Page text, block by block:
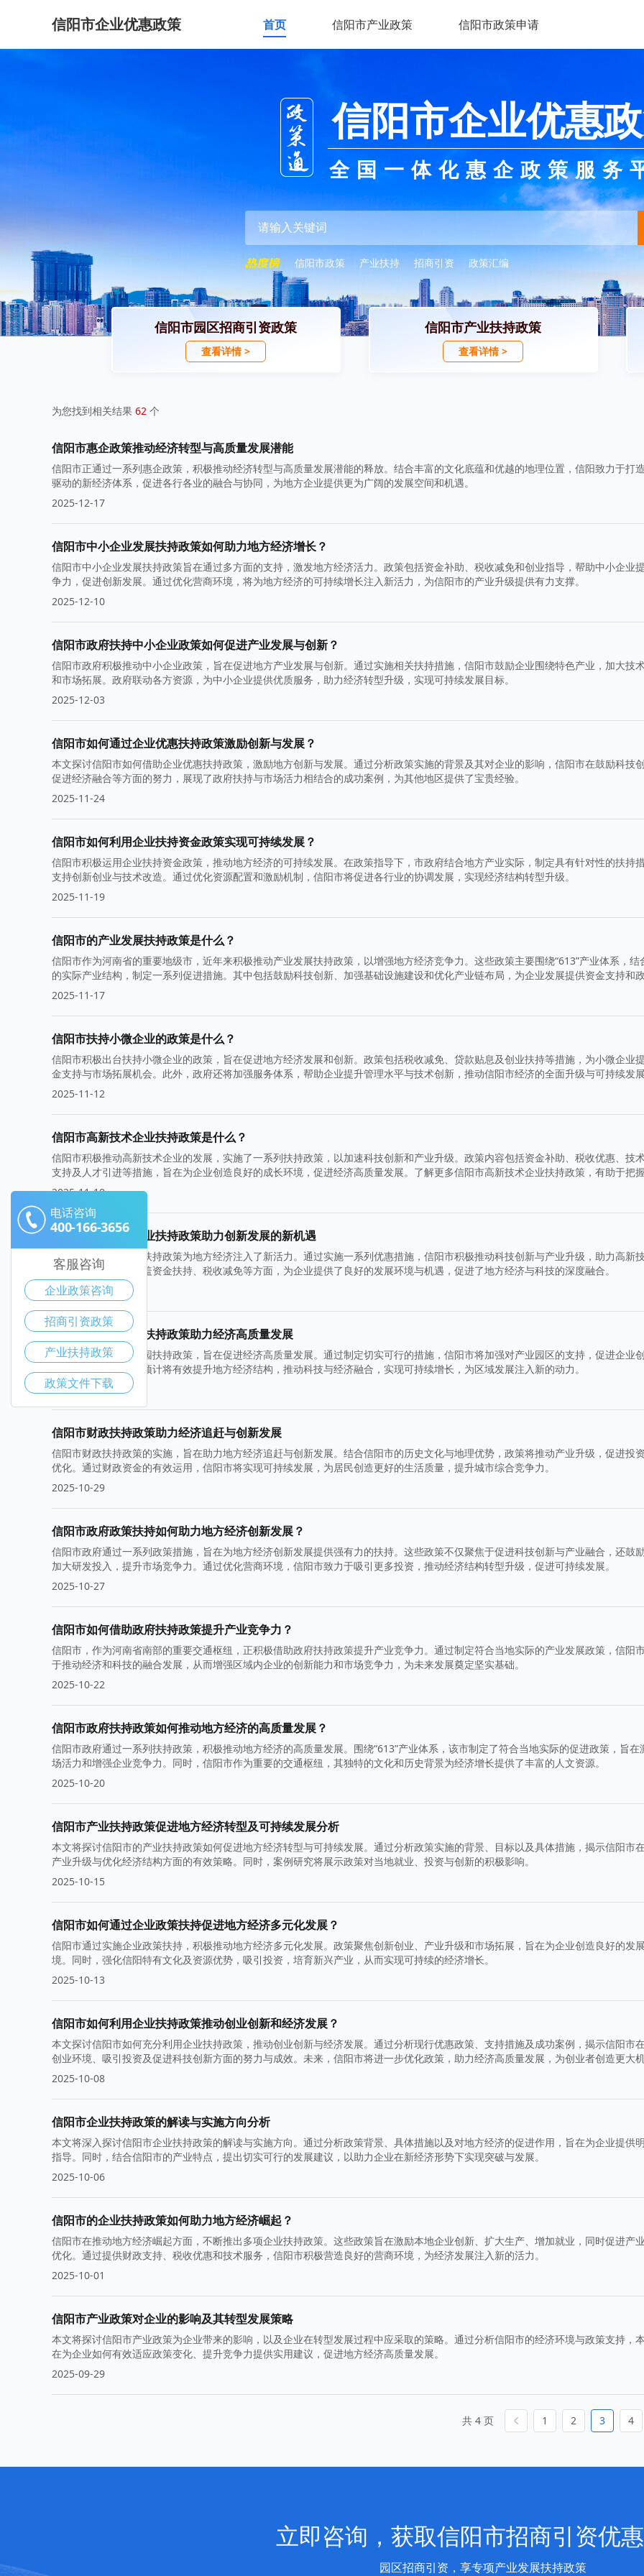
信阳市企业优惠政策 首页 信阳市产业政策 信阳市政策申请
信阳市企业优惠
全国一体化惠企政策服务
信阳市政策 产业扶持 招商引资 政策汇编
信阳市园区招商引资政策
查看详情 >
信阳市产业扶持政策
查看详情 >
为您找到相关结果 62 个
信阳市惠企政策推动经济转型与高质量发展潜能
信阳市正通过一系列惠企政策，积极推动经济转型与高质量发展潜能的释放。结合丰富的文化底蕴和优越的地理位置，信阳致力于打
驱动的新经济体系，促进各行各业的融合与协同，为地方企业提供更为广阔的发展空间和机遇。
2025-12-17
信阳市中小企业发展扶持政策如何助力地方经济增长？
信阳市中小企业发展扶持政策旨在通过多方面的支持，激发地方经济活力。政策包括资金补助、税收减免和创业指导，帮助中小企业
争力，促进创新发展。通过优化营商环境，将为地方经济的可持续增长注入新活力，为信阳市的产业升级提供有力支撑。
2025-12-10
信阳市政府扶持中小企业政策如何促进产业发展与创新？
信阳市政府积极推动中小企业政策，旨在促进地方产业发展与创新。通过实施相关扶持措施，信阳市鼓励企业围绕特色产业，加大技
和市场拓展。政府联动各方资源，为中小企业提供优质服务，助力经济转型升级，实现可持续发展目标。
2025-12-03
信阳市如何通过企业优惠扶持政策激励创新与发展？
本文探讨信阳市如何借助企业优惠扶持政策，激励地方创新与发展。通过分析政策实施的背景及其对企业的影响，信阳市在鼓励科技创
促进经济融合等方面的努力，展现了政府扶持与市场活力相结合的成功案例，为其他地区提供了宝贵经验。
2025-11-24
信阳市如何利用企业扶持资金政策实现可持续发展？
信阳市积极运用企业扶持资金政策，推动地方经济的可持续发展。在政策指导下，市政府结合地方产业实际，制定具有针对性的扶持措
支持创新创业与技术改造。通过优化资源配置和激励机制，信阳市将促进各行业的协调发展，实现经济结构转型升级。
2025-11-19
信阳市的产业发展扶持政策是什么？
信阳市作为河南省的重要地级市，近年来积极推动产业发展扶持政策，以增强地方经济竞争力。这些政策主要围绕“613”产业体系，结
的实际产业结构，制定一系列促进措施。其中包括鼓励科技创新、加强基础设施建设和优化产业链布局，为企业发展提供资金支持和
障。
2025-11-17
信阳市扶持小微企业的政策是什么？
信阳市积极出台扶持小微企业的政策，旨在促进地方经济发展和创新。政策包括税收减免、贷款贴息及创业扶持等措施，为小微企业
金支持与市场拓展机会。此外，政府还将加强服务体系，帮助企业提升管理水平与技术创新，推动信阳市经济的全面升级与可持续发展
2025-11-12
信阳市高新技术企业扶持政策是什么？
信阳市积极推动高新技术企业的发展，实施了一系列扶持政策，以加速科技创新和产业升级。政策内容包括资金补助、税收优惠、技
支持及人才引进等措施，旨在为企业创造良好的成长环境，促进经济高质量发展。了解更多信阳市高新技术企业扶持政策，有助于把
机遇，实现更大突破。
2025-11-10
信阳市高新技术企业扶持政策助力创新发展的新机遇
信阳市高新技术企业扶持政策为地方经济注入了新活力。通过实施一系列优惠措施，信阳市积极推动科技创新与产业升级，助力高新
业快速发展。政策涵盖资金扶持、税收减免等方面，为企业提供了良好的发展环境与机遇，促进了地方经济与科技的深度融合。
2025-11-05
信阳市推动产业园扶持政策助力经济高质量发展
信阳市积极推动产业园扶持政策，旨在促进经济高质量发展。通过制定切实可行的措施，信阳市将加强对产业园区的支持，促进企业
发展。政策实施后，预计将有效提升地方经济结构，推动科技与经济融合，实现可持续增长，为区域发展注入新的动力。
2025-11-03
信阳市财政扶持政策助力经济追赶与创新发展
信阳市财政扶持政策的实施，旨在助力地方经济追赶与创新发展。结合信阳市的历史文化与地理优势，政策将推动产业升级，促进投
优化。通过财政资金的有效运用，信阳市将实现可持续发展，为居民创造更好的生活质量，提升城市综合竞争力。
2025-10-29
信阳市政府政策扶持如何助力地方经济创新发展？
信阳市政府通过一系列政策措施，旨在为地方经济创新发展提供强有力的扶持。这些政策不仅聚焦于促进科技创新与产业融合，还鼓
加大研发投入，提升市场竞争力。通过优化营商环境，信阳市致力于吸引更多投资，推动经济结构转型升级，促进可持续发展。
2025-10-27
信阳市如何借助政府扶持政策提升产业竞争力？
信阳市，作为河南省南部的重要交通枢纽，正积极借助政府扶持政策提升产业竞争力。通过制定符合当地实际的产业发展政策，信阳
于推动经济和科技的融合发展，从而增强区域内企业的创新能力和市场竞争力，为未来发展奠定坚实基础。
2025-10-22
信阳市政府扶持政策如何推动地方经济的高质量发展？
信阳市政府通过一系列扶持政策，积极推动地方经济的高质量发展。围绕“613”产业体系，该市制定了符合当地实际的促进政策，旨在
场活力和增强企业竞争力。同时，信阳市作为重要的交通枢纽，其独特的文化和历史背景为经济增长提供了丰富的人文资源。
2025-10-20
信阳市产业扶持政策促进地方经济转型及可持续发展分析
本文将探讨信阳市的产业扶持政策如何促进地方经济转型与可持续发展。通过分析政策实施的背景、目标以及具体措施，揭示信阳市
产业升级与优化经济结构方面的有效策略。同时，案例研究将展示政策对当地就业、投资与创新的积极影响。
2025-10-15
信阳市如何通过企业政策扶持促进地方经济多元化发展？
信阳市通过实施企业政策扶持，积极推动地方经济多元化发展。政策聚焦创新创业、产业升级和市场拓展，旨在为企业创造良好的发
境。同时，强化信阳特有文化及资源优势，吸引投资，培育新兴产业，从而实现可持续的经济增长。
2025-10-13
信阳市如何利用企业扶持政策推动创业创新和经济发展？
本文探讨信阳市如何充分利用企业扶持政策，推动创业创新与经济发展。通过分析现行优惠政策、支持措施及成功案例，揭示信阳市
创业环境、吸引投资及促进科技创新方面的努力与成效。未来，信阳市将进一步优化政策，助力经济高质量发展，为创业者创造更大机
2025-10-08
信阳市企业扶持政策的解读与实施方向分析
本文将深入探讨信阳市企业扶持政策的解读与实施方向。通过分析政策背景、具体措施以及对地方经济的促进作用，旨在为企业提供
指导。同时，结合信阳市的产业特点，提出切实可行的发展建议，以助力企业在新经济形势下实现突破与发展。
2025-10-06
信阳市的企业扶持政策如何助力地方经济崛起？
信阳市在推动地方经济崛起方面，不断推出多项企业扶持政策。这些政策旨在激励本地企业创新、扩大生产、增加就业，同时促进产
优化。通过提供财政支持、税收优惠和技术服务，信阳市积极营造良好的营商环境，为经济发展注入新的活力。
2025-10-01
信阳市产业政策对企业的影响及其转型发展策略
本文将探讨信阳市产业政策为企业带来的影响，以及企业在转型发展过程中应采取的策略。通过分析信阳市的经济环境与政策支持，
在为企业如何有效适应政策变化、提升竞争力提供实用建议，促进地方经济高质量发展。
2025-09-29
共 4 页 1 2 3 4
电话咨询
400-166-3656
客服咨询
企业政策咨询
招商引资政策
产业扶持政策
政策文件下载
立即咨询，获取信阳市招商引资优
园区招商引资，享专项产业发展扶持政策